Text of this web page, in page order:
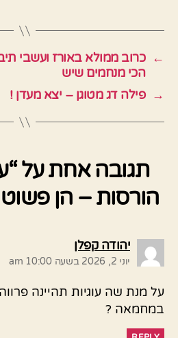
← כרוב ממולא באורז ועשבי
הכי מנחמים שיש
→ פילה דג מטוגן – יצא מעדן !
תגובה אחת על
הורסות – הן
יהודה קפלן
יוני 2, 2026 בשעה 10:00 am
על מנת שה עוגיות תהיינה
במחמאה ?